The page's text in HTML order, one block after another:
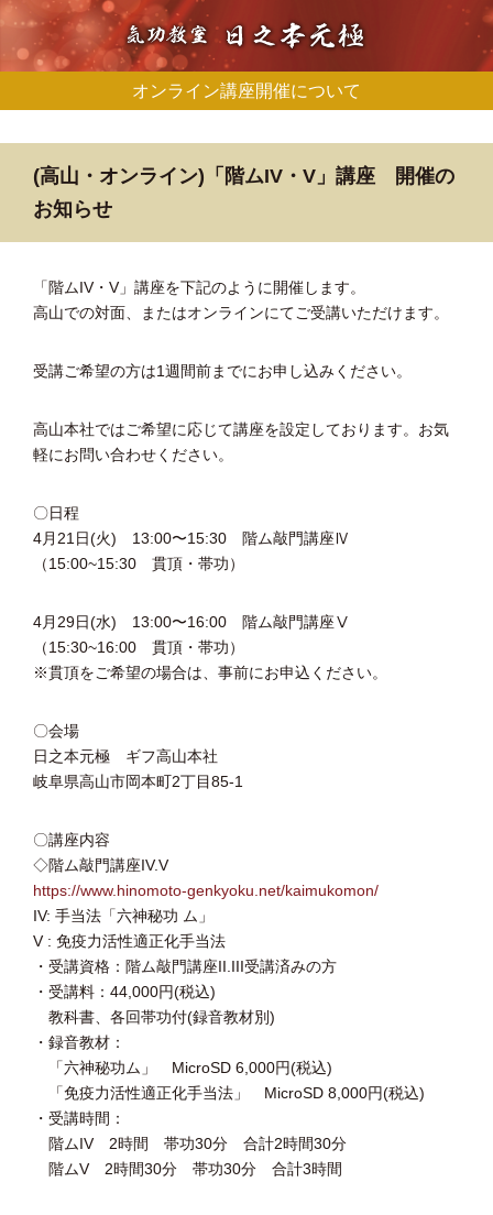
オンライン講座開催について
(高山・オンライン)「階ムIV・V」講座 開催の
お知らせ
「階ムIV・V」講座を下記のように開催します。
高山での対面、またはオンラインにてご受講いただけます。
受講ご希望の方は1週間前までにお申し込みください。
高山本社ではご希望に応じて講座を設定しております。お気
軽にお問い合わせください。
〇日程
4月21日(火) 13:00〜15:30 階ム敲門講座Ⅳ
（15:00~15:30 貫頂・帯功）
4月29日(水) 13:00〜16:00 階ム敲門講座Ⅴ
（15:30~16:00 貫頂・帯功）
※貫頂をご希望の場合は、事前にお申込ください。
〇会場
日之本元極 ギフ高山本社
岐阜県高山市岡本町2丁目85-1
〇講座内容
◇階ム敲門講座IV.V
https://www.hinomoto-genkyoku.net/kaimukomon/
IV: 手当法「六神秘功 ム」
V : 免疫力活性適正化手当法
・受講資格：階ム敲門講座II.III受講済みの方
・受講料：44,000円(税込)
教科書、各回帯功付(録音教材別)
・録音教材：
「六神秘功ム」 MicroSD 6,000円(税込)
「免疫力活性適正化手当法」 MicroSD 8,000円(税込)
・受講時間：
階ムIV 2時間 帯功30分 合計2時間30分
階ムV 2時間30分 帯功30分 合計3時間